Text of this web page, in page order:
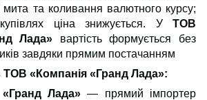
мита та коливання валютного курсу;
ціна знижується. У ТОВ
Лада» вартість формується без
завдяки прямим постачанням
«Компанія «Гранд Лада»:
Лада»— прямий імпортер